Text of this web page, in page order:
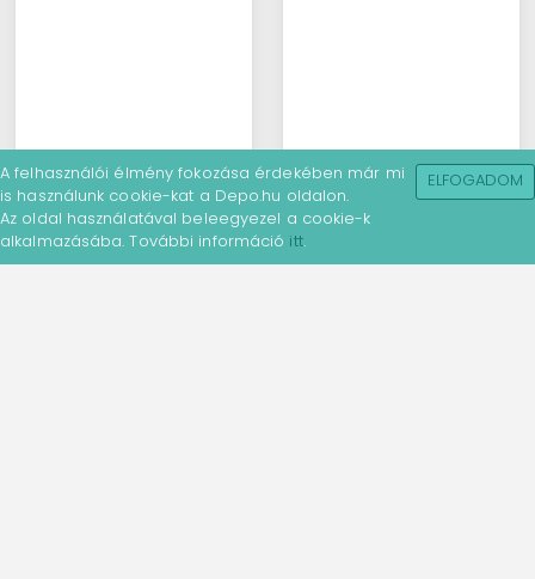
A felhasználói élmény fokozása érdekében már mi
is használunk cookie-kat a Depo.hu oldalon.
Az oldal használatával beleegyezel a cookie-k
alkalmazásába. További információ itt.
ELFOGADOM